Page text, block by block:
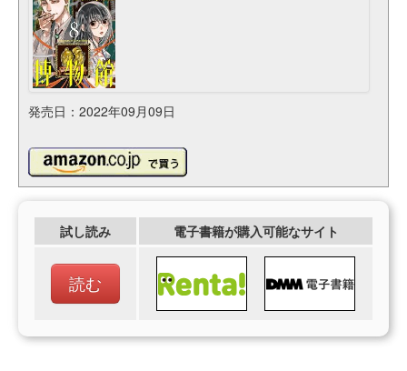
発売日：2022年09月09日
試し読み 電子書籍が購入可能なサイト
読む